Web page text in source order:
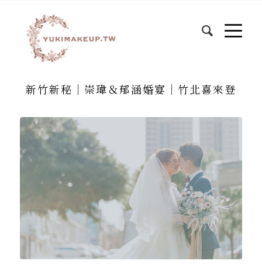
新竹新秘｜崇瑋＆郁涵婚宴｜竹北喜來登